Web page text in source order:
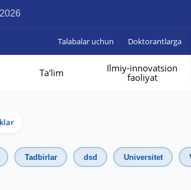
Talabalar uchun Doktorantlarga
Ta'lim
Ilmiy-innovatsion
faoliyat
Tadbirlar dsd Universitet